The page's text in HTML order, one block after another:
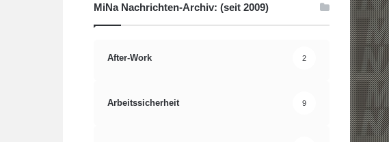
MiNa Nachrichten-Archiv: (seit 2009)
After-Work 2
Arbeitssicherheit 9